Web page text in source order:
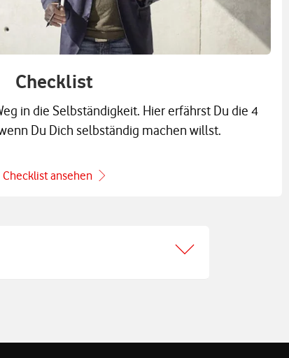
Checklist
in die Selbständigkeit. Hier erfährst Du die 4
Du Dich selbständig machen willst.
Checklist ansehen